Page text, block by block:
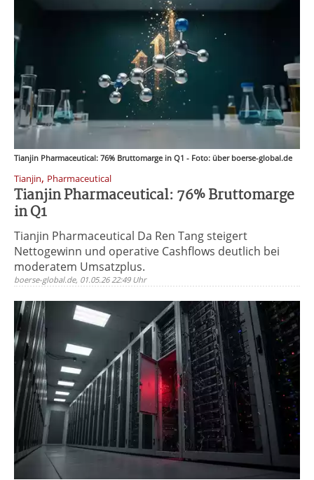
Tianjin Pharmaceutical: 76% Bruttomarge in Q1 - Foto: über boerse-global.de
Tianjin, Pharmaceutical
Tianjin Pharmaceutical: 76% Bruttomarge
in Q1
Tianjin Pharmaceutical Da Ren Tang steigert
Nettogewinn und operative Cashflows deutlich bei
moderatem Umsatzplus.
boerse-global.de, 01.05.26 22:49 Uhr